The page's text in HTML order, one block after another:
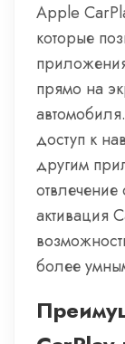
Apple
которые
прямо на
доступ к
другим
активация
более